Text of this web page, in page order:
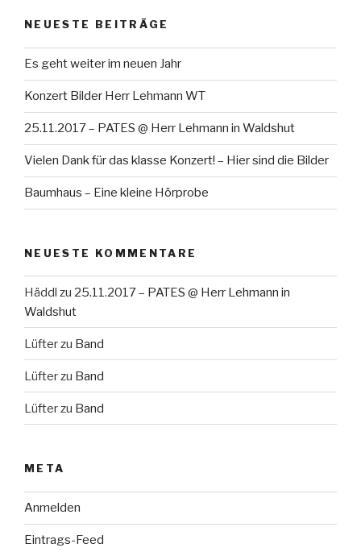
NEUESTE BEITRÄGE
Es geht weiter im neuen Jahr
Konzert Bilder Herr Lehmann WT
25.11.2017 – PATES @ Herr Lehmann in Waldshut
Vielen Dank für das klasse Konzert! – Hier sind die Bilder
Baumhaus – Eine kleine Hörprobe
NEUESTE KOMMENTARE
Häddl zu 25.11.2017 – PATES @ Herr Lehmann in
Waldshut
Lüfterzu Band
Lüfterzu Band
Lüfterzu Band
META
Anmelden
Eintrags-Feed